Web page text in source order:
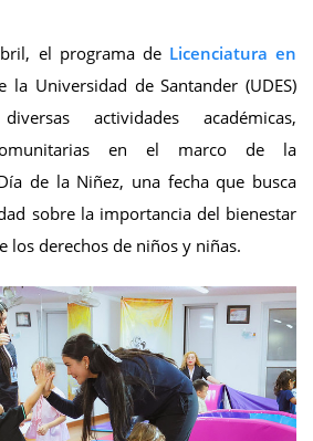
el programa de Licenciatura en
la Universidad de Santander (UDES)
actividades académicas,
en el marco de la
de la Niñez, una fecha que busca
sobre la importancia del bienestar
los derechos de niños y niñas.